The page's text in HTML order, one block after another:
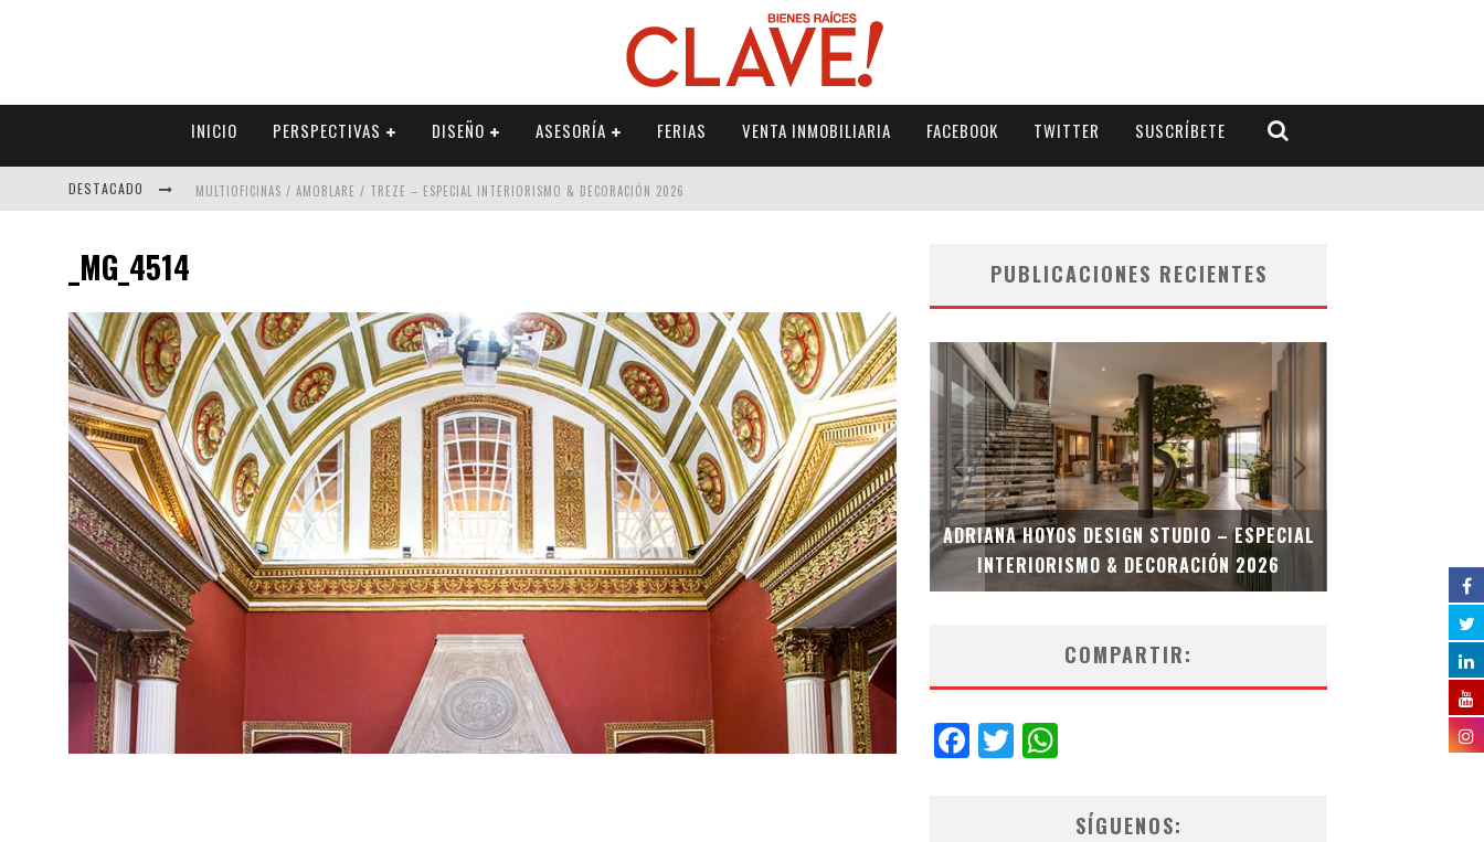
INICIO PERSPECTIVAS DISEÑO ASESORÍA FERIAS VENTA INMOBILIARIA FACEBOOK TWITTER SUSCRÍBETE
DESTACADO MULTIOFICINAS / AMOBLARE / TREZE – ESPECIAL INTERIORISMO & DECORACIÓN 2026
ADRIANA HOYOS DESIGN STUDIO – ESPECIAL INTERIORISMO & DECORACIÓN 2026
_MG_4514 PUBLICACIONES RECIENTES
MUBB DESIGN STUDIO – ESPECIAL
INTERIORISMO & DECORACIÓN 2026
ADRIANA HOYOS DESIGN STUDIO – ESPECIAL
INTERIORISMO & DECORACIÓN 2026
COMPARTIR:
Facebook
Twitter
SÍGUENOS: